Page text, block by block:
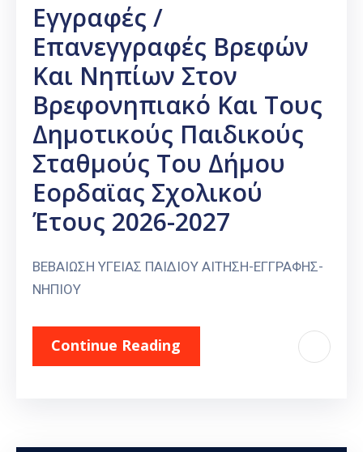
Εγγραφές /
Επανεγγραφές Βρεφών
Και Νηπίων Στον
Βρεφονηπιακό Και Τους
Δημοτικούς Παιδικούς
Σταθμούς Του Δήμου
Εορδαϊας Σχολικού
Έτους 2026-2027
ΒΕΒΑΙΩΣΗ ΥΓΕΙΑΣ ΠΑΙΔΙΟΥ ΑΙΤΗΣΗ-ΕΓΓΡΑΦΗΣ-
ΝΗΠΙΟΥ
Continue Reading